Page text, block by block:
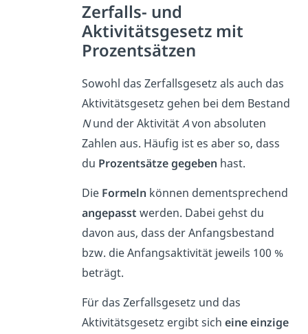
Zerfalls- und
Aktivitätsgesetz mit
Prozentsätzen
Sowohl das Zerfallsgesetz als auch das
Aktivitätsgesetz gehen bei dem Bestand
Nund der AktivitätAvon absoluten
Zahlen aus. Häufig ist es aber so, dass
du Prozentsätze gegeben hast.
Die Formeln können dementsprechend
angepasst werden. Dabei gehst du
davon aus, dass der Anfangsbestand
bzw. die Anfangsaktivität jeweils 100 %
beträgt.
Für das Zerfallsgesetz und das
Aktivitätsgesetz ergibt sicheine einzige